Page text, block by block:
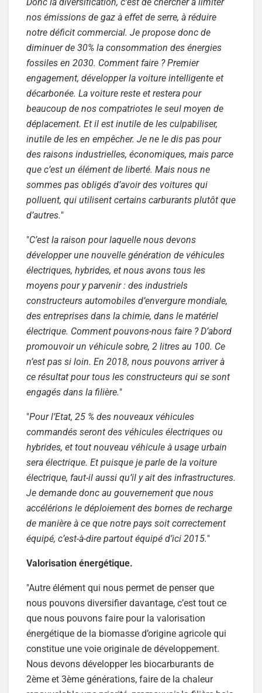
nos émissions de gaz à effet de serre, à réduire
notre déficit commercial. Je propose donc de
diminuer de 30% la consommation des énergies
fossiles en 2030. Comment faire ? Premier
engagement, développer la voiture intelligente et
décarbonée. La voiture reste et restera pour
beaucoup de nos compatriotes le seul moyen de
déplacement. Et il est inutile de les culpabiliser,
inutile de les en empêcher. Je ne le dis pas pour
des raisons industrielles, économiques, mais parce
que c’est un élément de liberté. Mais nous ne
sommes pas obligés d’avoir des voitures qui
polluent, qui utilisent certains carburants plutôt que
d’autres."
"C’est la raison pour laquelle nous devons
développer une nouvelle génération de véhicules
électriques, hybrides, et nous avons tous les
moyens pour y parvenir : des industriels
constructeurs automobiles d’envergure mondiale,
des entreprises dans la chimie, dans le matériel
électrique. Comment pouvons-nous faire ? D’abord
promouvoir un véhicule sobre, 2 litres au 100. Ce
n’est pas si loin. En 2018, nous pouvons arriver à
ce résultat pour tous les constructeurs qui se sont
engagés dans la filière."
"Pour l’Etat, 25 % des nouveaux véhicules
commandés seront des véhicules électriques ou
hybrides, et tout nouveau véhicule à usage urbain
sera électrique. Et puisque je parle de la voiture
électrique, faut-il aussi qu’il y ait des infrastructures.
Je demande donc au gouvernement que nous
accélérions le déploiement des bornes de recharge
de manière à ce que notre pays soit correctement
équipé, c’est-à-dire partout équipé d’ici 2015."
Valorisation énergétique.
"Autre élément qui nous permet de penser que
nous pouvons diversifier davantage, c’est tout ce
que nous pouvons faire pour la valorisation
énergétique de la biomasse d’origine agricole qui
constitue une voie originale de développement.
Nous devons développer les biocarburants de
2ème et 3ème générations, faire de la chaleur